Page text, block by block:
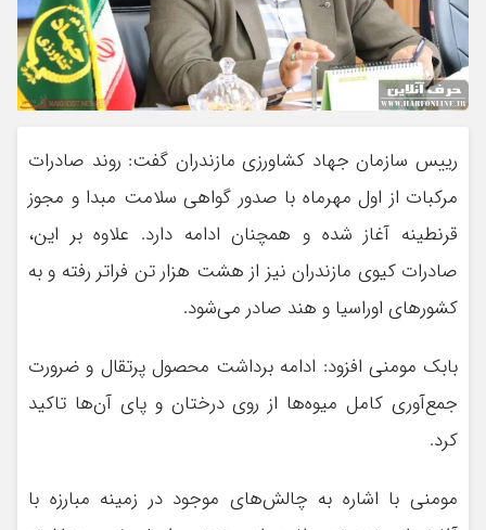
رییس سازمان جهاد کشاورزی مازندران گفت: روند صادرات
مرکبات از اول مهرماه با صدور گواهی سلامت مبدا و مجوز
قرنطینه آغاز شده و همچنان ادامه دارد. علاوه بر این،
صادرات کیوی مازندران نیز از هشت هزار تن فراتر رفته و به
کشورهای اوراسیا و هند صادر می‌شود.
بابک مومنی افزود: ادامه برداشت محصول پرتقال و ضرورت
جمع‌آوری کامل میوه‌ها از روی درختان و پای آن‌ها تاکید
کرد.
مومنی با اشاره به چالش‌های موجود در زمینه مبارزه با